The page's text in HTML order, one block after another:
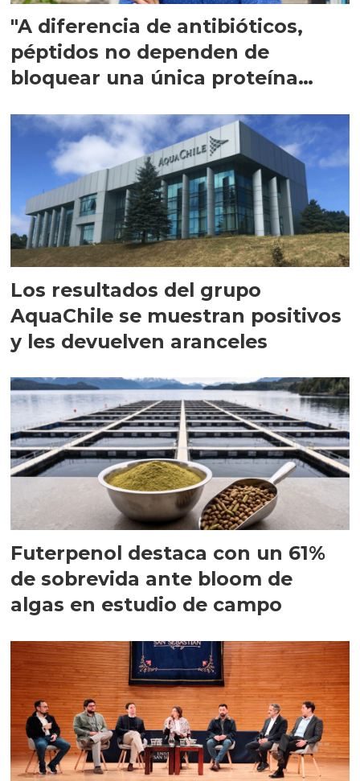
"A diferencia de antibióticos,
péptidos no dependen de
bloquear una única proteína
Los resultados del grupo
AquaChile se muestran positivos
y les devuelven aranceles
Futerpenol destaca con un 61%
de sobrevida ante bloom de
algas en estudio de campo